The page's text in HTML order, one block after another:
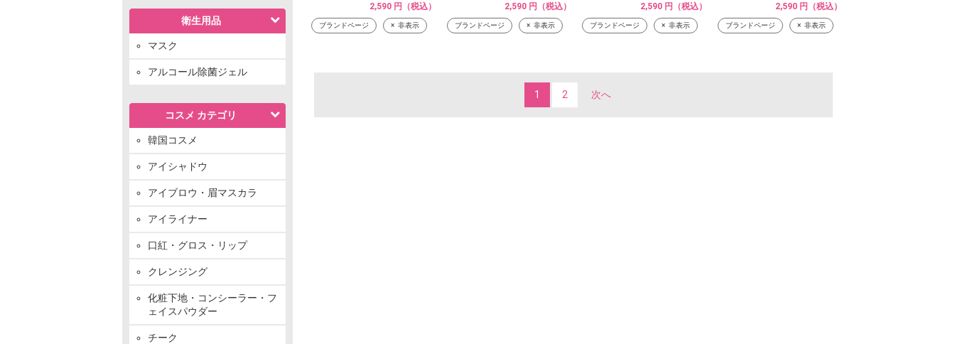
衛生用品
マスク
アルコール除菌ジェル
コスメ カテゴリ
韓国コスメ
アイシャドウ
アイブロウ・眉マスカラ
アイライナー
口紅・グロス・リップ
クレンジング
化粧下地・コンシーラー・フ
ェイスパウダー
チーク
2,590 円（税込）
ブランドページ 非表示
2,590 円（税込）
ブランドページ 非表示
2,590 円（税込）
ブランドページ 非表示
2,590 円（税込）
ブランドページ 非表示
1 2 次へ